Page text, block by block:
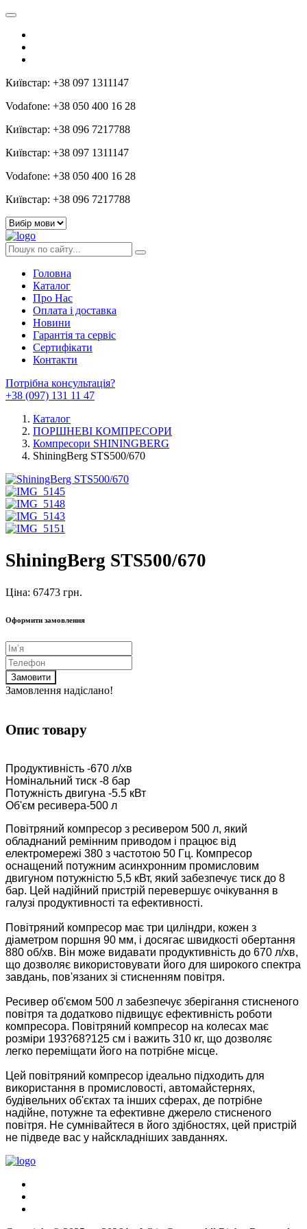
Київстар: +38 097 1311147
Vodafone: +38 050 400 16 28
Київстар: +38 096 7217788
Київстар: +38 097 1311147
Vodafone: +38 050 400 16 28
Київстар: +38 096 7217788
Головна
Каталог
Про Нас
Оплата і доставка
Новини
Гарантія та сервіс
Сертифікати
Контакти
Потрібна консультація?
+38 (097) 131 11 47
Каталог
ПОРШНЕВІ КОМПРЕСОРИ
Компресори SHININGBERG
ShiningBerg STS500/670
ShiningBerg STS500/670
Ціна: 67473 грн.
Оформити замовлення
Замовити
Замовлення надіслано!
Опис товару
Продуктивність -670 л/хв
Номінальний тиск -8 бар
Потужність двигуна -5.5 кВт
Об'єм ресивера-500 л
Повітряний компресор з ресивером 500 л, який
обладнаний ремінним приводом і працює від
електромережі 380 з частотою 50 Гц. Компресор
оснащений потужним асинхронним промисловим
двигуном потужністю 5,5 кВт, який забезпечує тиск до 8
бар. Цей надійний пристрій перевершує очікування в
галузі продуктивності та ефективності.
Повітряний компресор має три циліндри, кожен з
діаметром поршня 90 мм, і досягає швидкості обертання
880 об/хв. Він може видавати продуктивність до 670 л/хв,
що дозволяє використовувати його для широкого спектра
завдань, пов'язаних зі стисненням повітря.
Ресивер об'ємом 500 л забезпечує зберігання стисненого
повітря та додатково підвищує ефективність роботи
компресора. Повітряний компресор на колесах має
розміри 193?68?125 см і важить 310 кг, що дозволяє
легко переміщати його на потрібне місце.
Цей повітряний компресор ідеально підходить для
використання в промисловості, автомайстернях,
будівельних об'єктах та інших сферах, де потрібне
надійне, потужне та ефективне джерело стисненого
повітря. Не сумнівайтеся в його здібностях, цей пристрій
не підведе вас у найскладніших завданнях.